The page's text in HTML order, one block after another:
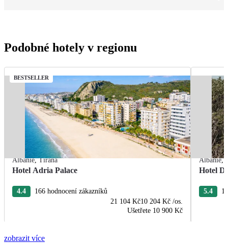
Podobné hotely v regionu
BESTSELLER
Albánie,Tirana
Hotel Adria Palace
4.4
166 hodnocení zákazníků
21 104 Kč10 204 Kč /os.
Ušetřete 10 900 Kč
Albánie,
Hotel
5.4
zobrazit více